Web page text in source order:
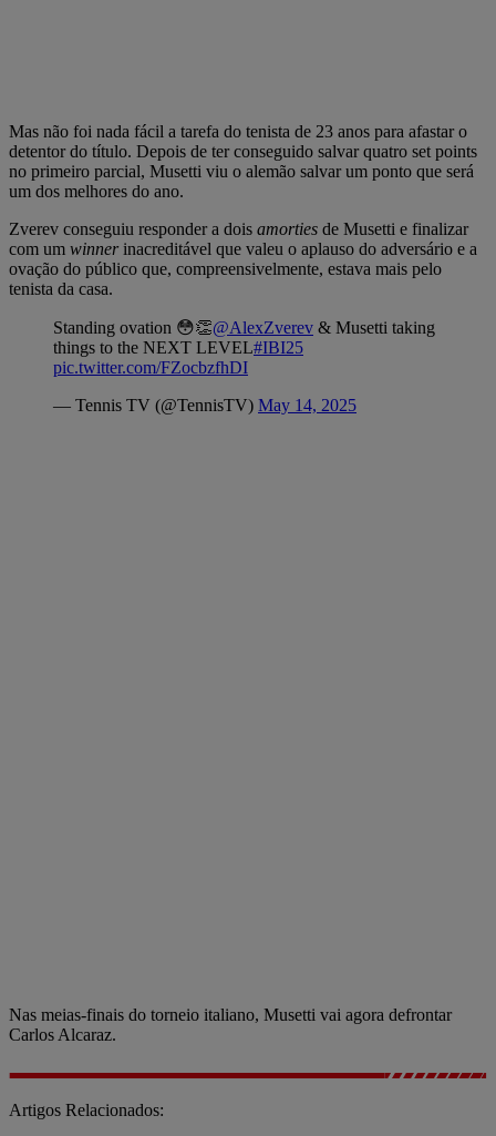
Mas não foi nada fácil a tarefa do tenista de 23 anos para afastar o
detentor do título. Depois de ter conseguido salvar quatro set points
no primeiro parcial, Musetti viu o alemão salvar um ponto que será
um dos melhores do ano.
Zverev conseguiu responder a dois amorties de Musetti e finalizar
com um winner inacreditável que valeu o aplauso do adversário e a
ovação do público que, compreensivelmente, estava mais pelo
tenista da casa.
Standing ovation 😳👏@AlexZverev & Musetti taking
things to the NEXT LEVEL#IBI25
pic.twitter.com/FZocbzfhDI
— Tennis TV (@TennisTV) May 14, 2025
Nas meias-finais do torneio italiano, Musetti vai agora defrontar
Carlos Alcaraz.
Artigos Relacionados: